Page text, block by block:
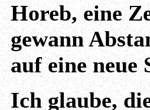
Horeb, eine
gewann
auf eine neue
Ich glaube,